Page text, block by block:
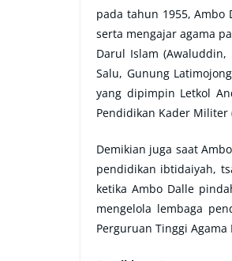
pada tahun 1955, Ambo
serta mengajar agama
Darul Islam
Salu, Gunung
yang dipimpin Letkol
Pendidikan Kader Militer
Demikian juga saat
pendidikan ibtidaiyah,
ketika Ambo Dalle
mengelola lembaga
Perguruan Tinggi Agama